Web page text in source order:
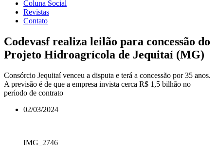
Coluna Social
Revistas
Contato
Codevasf realiza leilão para concessão do
Projeto Hidroagrícola de Jequitaí (MG)
Consórcio Jequitaí venceu a disputa e terá a concessão por 35 anos.
A previsão é de que a empresa invista cerca R$ 1,5 bilhão no
período de contrato
02/03/2024
IMG_2746